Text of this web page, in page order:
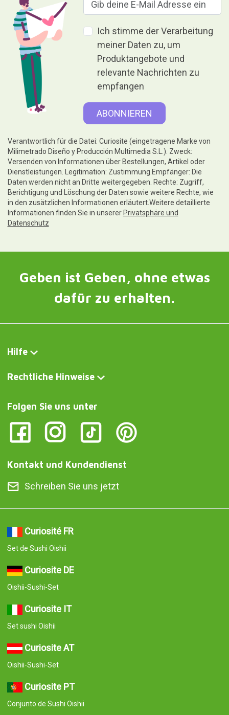
Ich stimme der Verarbeitung
meiner Daten zu, um
Produktangebote und
relevante Nachrichten zu
empfangen
Verantwortlich für die Datei: Curiosite (eingetragene Marke von
Milimetrado Diseño y Producción Multimedia S.L.). Zweck:
Versenden von Informationen über Bestellungen, Artikel oder
Dienstleistungen. Legitimation: Zustimmung.Empfänger: Die
Daten werden nicht an Dritte weitergegeben. Rechte: Zugriff,
Berichtigung und Löschung der Daten sowie weitere Rechte, wie
in den zusätzlichen Informationen erläutert.Weitere detaillierte
Informationen finden Sie in unsererPrivatsphäre und
Datenschutz
Geben ist Geben, ohne etwas
dafür zu erhalten.
Hilfe
Rechtliche Hinweise
Folgen Sie uns unter
Kontakt und Kundendienst
Schreiben Sie uns jetzt
Curiosité FR
Set de Sushi Oishii
Curiosite DE
Oishii-Sushi-Set
Curiosite IT
Set sushi Oishii
Curiosite AT
Oishii-Sushi-Set
Curiosite PT
Conjunto de Sushi Oishii